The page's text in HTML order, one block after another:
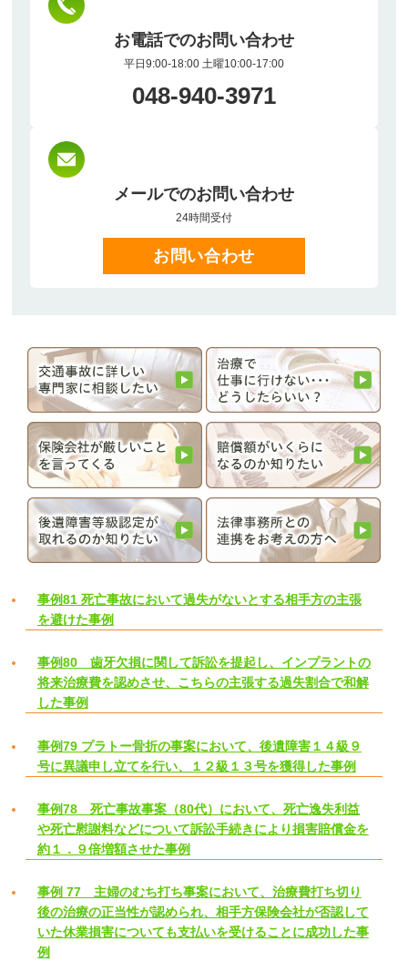
お電話でのお問い合わせ
平日9:00-18:00 土曜10:00-17:00
048-940-3971
メールでのお問い合わせ
24時間受付
お問い合わせ
事例81 死亡事故において過失がないとする相手方の主張
を避けた事例
事例80 歯牙欠損に関して訴訟を提起し、インプラントの
将来治療費を認めさせ、こちらの主張する過失割合で和解
した事例
事例79 プラトー骨折の事案において、後遺障害１４級９
号に異議申し立てを行い、１２級１３号を獲得した事例
事例78 死亡事故事案（80代）において、死亡逸失利益
や死亡慰謝料などについて訴訟手続きにより損害賠償金を
約１．９倍増額させた事例
事例 77 主婦のむち打ち事案において、治療費打ち切り
後の治療の正当性が認められ、相手方保険会社が否認して
いた休業損害についても支払いを受けることに成功した事
例